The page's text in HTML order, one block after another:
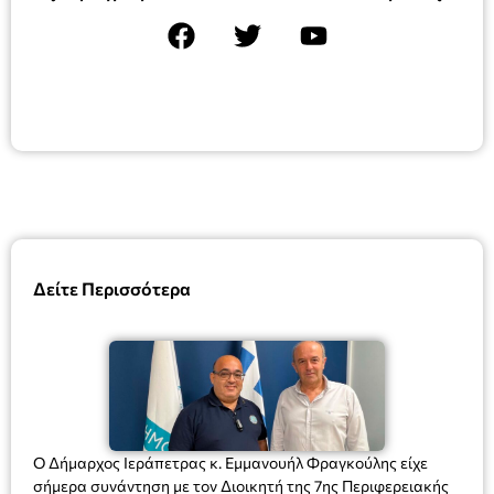
Δείτε Περισσότερα
Ο Δήμαρχος Ιεράπετρας κ. Εμμανουήλ Φραγκούλης είχε
σήμερα συνάντηση με τον Διοικητή της 7ης Περιφερειακής